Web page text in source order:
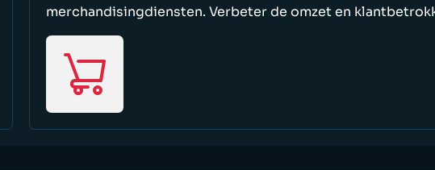
merchandisingdiensten. Verbeter de omzet en